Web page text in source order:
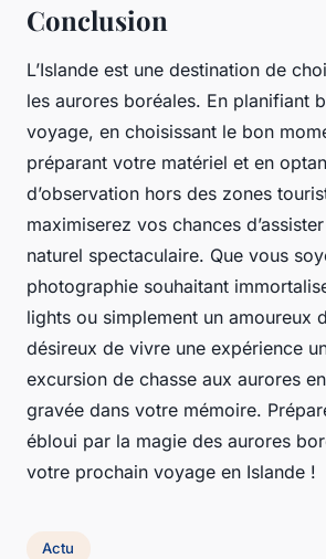
Conclusion
L’Islande est une destination de
les aurores boréales. En planifiant
voyage, en choisissant le bon
préparant votre matériel et en
d’observation hors des zones
maximiserez vos chances
naturel spectaculaire. Que vous
photographie souhaitant
lights ou simplement un amoureux
désireux de vivre une expérience
excursion de chasse aux aurores
gravée dans votre mémoire.
ébloui par la magie des aurores
votre prochain voyage en Islande !
Actu